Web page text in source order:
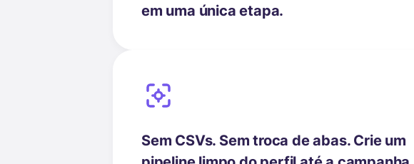
em uma única etapa.
Sem CSVs. Sem troca de abas. Crie um